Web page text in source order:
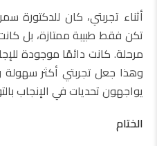
أثناء تجربتي، كان للدكتورة
تكن فقط طبيبة ممتازة، بل
مرحلة. كانت دائمًا موجودة
وهذا جعل تجربتي أكثر سهولة
يواجهون تحديات في الإنجاب
الختام